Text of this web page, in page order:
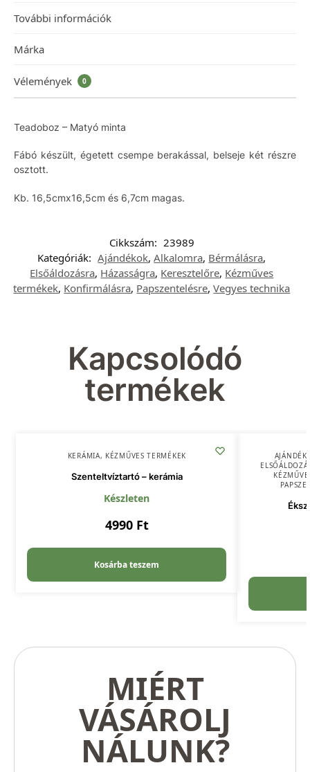
További információk
Márka
Vélemények 0
Teadoboz – Matyó minta
Fábó készült, égetett csempe berakással, belseje két részre
osztott.
Kb. 16,5cmx16,5cm és 6,7cm magas.
Cikkszám: 23989
Kategóriák: Ajándékok,Alkalomra, Bérmálásra,
Elsőáldozásra, Házasságra, Keresztelőre, Kézműves
termékek, Konfirmálásra, Papszentelésre,Vegyes technika
Kapcsolódó
termékek
KERÁMIA, KÉZMŰVES TERMÉKEK
Szenteltvíztartó – kerámia
Készleten
4990 Ft
Kosárba teszem
MIÉRT
VÁSÁROLJ
NÁLUNK?